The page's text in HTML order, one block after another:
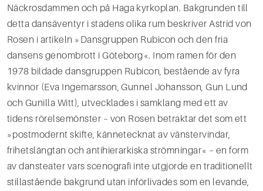
Näckrosdammen och på Haga kyrkoplan. Bak­grunden till
detta dansäventyr i stadens olika rum beskriver Astrid von
Rosen i artikeln »Dansgruppen Rubicon och den fria
dansens genombrott i Göteborg«. Inom ramen för den
1978 bildade dansgruppen Rubicon, bestående av fyra
kvinnor (Eva Ingemarsson, Gunnel Johansson, Gun Lund
och Gunilla Witt), utvecklades i samklang med ett av
tidens rörelsemönster – von Rosen betraktar det som ett
»postmo­dernt skifte, kännetecknat av vänstervindar,
frihetslängtan och anti­hierarkiska strömningar« – en form
av dansteater vars scenografi inte utgjorde en traditionellt
stillastående bakgrund utan införlivades som en levande,